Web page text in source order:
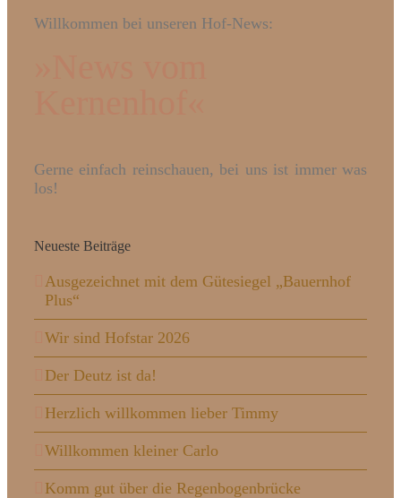
Willkommen bei unseren Hof-News:
Gerne einfach reinschauen, bei uns ist immer was
los!
Neueste Beiträge
Ausgezeichnet mit dem Gütesiegel „Bauernhof
Plus“
Wir sind Hofstar 2026
Der Deutz ist da!
Herzlich willkommen lieber Timmy
Willkommen kleiner Carlo
Komm gut über die Regenbogenbrücke